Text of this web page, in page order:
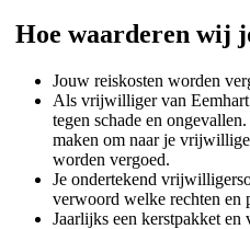
Hoe waarderen wij
Jouw reiskosten worden
Als vrijwilliger van
tegen schade en
maken om naar je
worden vergoed.
Je ondertekend
verwoord welke rechten en
Jaarlijks een kerstpakket